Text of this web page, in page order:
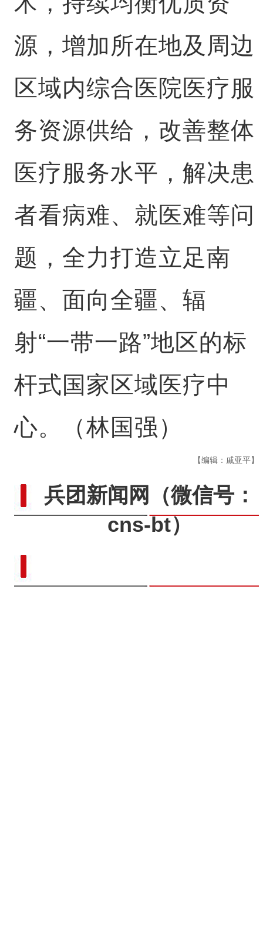
源，增加所在地及周边
区域内综合医院医疗服
务资源供给，改善整体
医疗服务水平，解决患
者看病难、就医难等问
题，全力打造立足南
疆、面向全疆、辐
射“一带一路”地区的标
杆式国家区域医疗中
心。（林国强）
【编辑：戚亚平】
兵团新闻网
（微信号：
cns-bt）